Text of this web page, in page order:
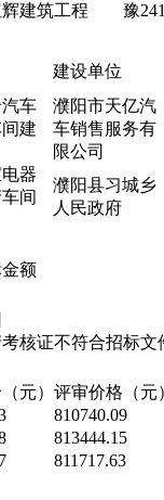
建筑工程
豫
建设单位
车
建
濮阳市天亿汽
车销售服务有
限公司
器
间
濮阳县习城乡
人民政府
额
核证不符合招标文
元） 评审价格（元
810740.09
813444.15
811717.63